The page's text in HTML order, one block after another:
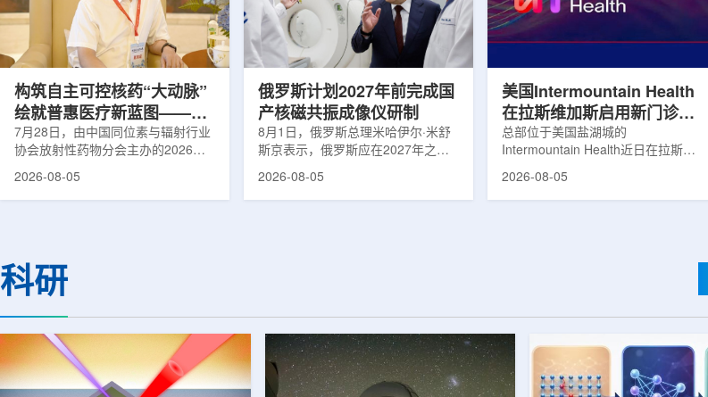
效率。Nuclear Quantum此次提出的
技术，旨在把物理输运模型转化为量
子电路，使粒子传播和随机游走动力
学能够直接在量子计算框架中表示和
于前列腺癌、神经内分泌肿瘤等疾病
相关放射性药物。此前，韩国所需
Lu-177完全依赖进口。由于其半衰
期约为6.6天，从生产、运输到药物
俊、光若怀陪同。韩冰一行详细了解
中科离子产业布局、经营情况，重点
围绕核医疗及高端装备关键技术突
构筑自主可控核药“大动脉”
绘就普惠医疗新蓝图——专
访中国同辐总工程师、中核
集团首席科学家刘蕴韬
7月28日，由中国同位素与辐射行业
协会放射性药物分会主办的2026年
放射性药物创新发展大会在山西省太
辐党委委员、总工程师、中核集团首
席科学家刘蕴韬接受记者专访时表
持续缩小城乡核医疗资源差距。同
时，以...
2026-08-05
俄罗斯计划2027年前完成国
产核磁共振成像仪研制
8月1日，俄罗斯总理米哈伊尔·米舒
斯京表示，俄罗斯应在2027年之前
完成国产核磁共振成像仪的研制工
核磁共振成像仪。该设备若按计划
完...
2026-08-05
美国Intermountain Health
在拉斯维加斯启用新门诊诊
所，配置PET/CT和直线加
速器
总部位于美国盐湖城的
Intermountain Health近日在拉斯维
加斯西南部启用一座新的门诊诊所。
了此前分布在拉斯维加斯谷多个地点
疗服务。根据介绍，诊所服务范围包
括成人及...
2026-08-05
科研